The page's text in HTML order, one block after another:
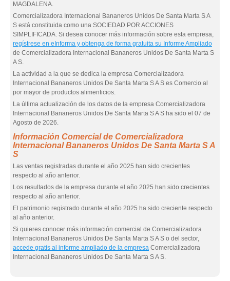
MAGDALENA.
Comercializadora Internacional Bananeros Unidos De Santa Marta S A
S está constituida como una SOCIEDAD POR ACCIONES
SIMPLIFICADA. Si desea conocer más información sobre esta empresa,
regístrese en eInforma y obtenga de forma gratuita su Informe Ampliado
de Comercializadora Internacional Bananeros Unidos De Santa Marta S
A S.
La actividad a la que se dedica la empresa Comercializadora
Internacional Bananeros Unidos De Santa Marta S A S es Comercio al
por mayor de productos alimenticios.
La última actualización de los datos de la empresa Comercializadora
Internacional Bananeros Unidos De Santa Marta S A S ha sido el 07 de
Agosto de 2026.
Información Comercial de Comercializadora
Internacional Bananeros Unidos De Santa Marta S A
S
Las ventas registradas durante el año 2025 han sido crecientes
respecto al año anterior.
Los resultados de la empresa durante el año 2025 han sido crecientes
respecto al año anterior.
El patrimonio registrado durante el año 2025 ha sido creciente respecto
al año anterior.
Si quieres conocer más información comercial de Comercializadora
Internacional Bananeros Unidos De Santa Marta S A S o del sector,
accede gratis al informe ampliado de la empresa Comercializadora
Internacional Bananeros Unidos De Santa Marta S A S.